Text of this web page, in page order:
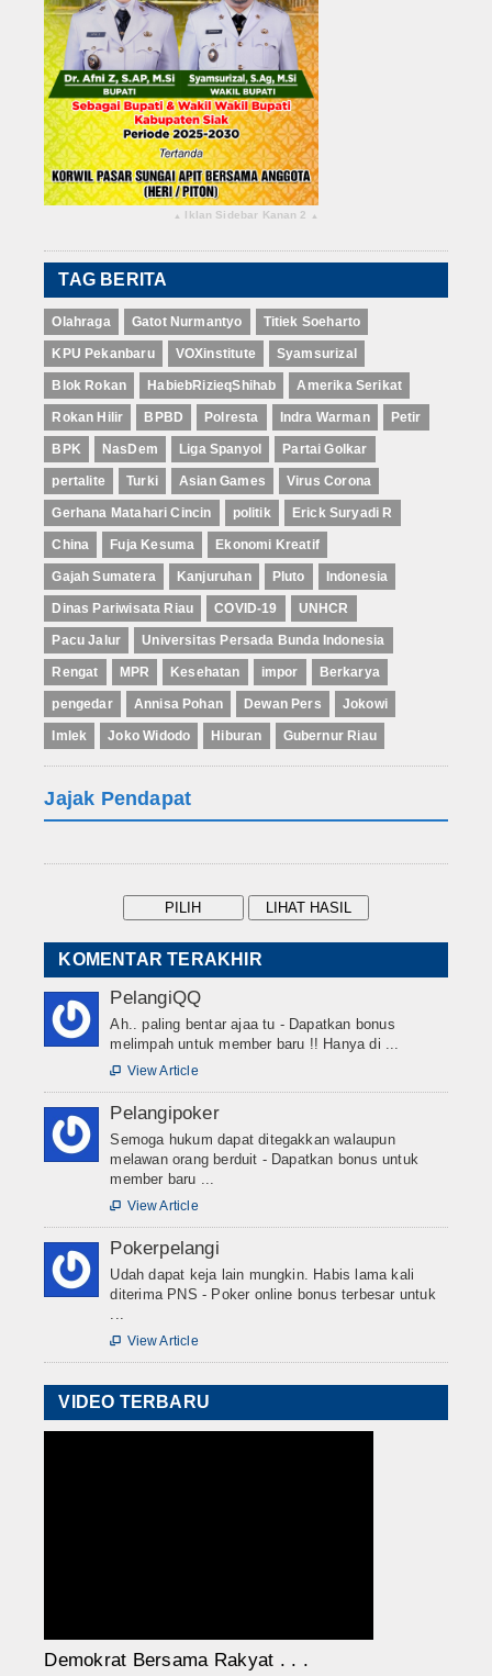
▴ Iklan Sidebar Kanan 2 ▴
TAG BERITA
Olahraga Gatot Nurmantyo Titiek Soeharto
KPU Pekanbaru VOXinstitute Syamsurizal
Blok Rokan HabiebRizieqShihab Amerika Serikat
Rokan Hilir BPBD Polresta Indra Warman Petir
BPK NasDem Liga Spanyol Partai Golkar
pertalite Turki Asian Games Virus Corona
Gerhana Matahari Cincin politik Erick Suryadi R
China Fuja Kesuma Ekonomi Kreatif
Gajah Sumatera Kanjuruhan Pluto Indonesia
Dinas Pariwisata Riau COVID-19 UNHCR
Pacu Jalur Universitas Persada Bunda Indonesia
Rengat MPR Kesehatan impor Berkarya
pengedar Annisa Pohan Dewan Pers Jokowi
Imlek Joko Widodo Hiburan Gubernur Riau
Jajak Pendapat
KOMENTAR TERAKHIR
PelangiQQ
Ah.. paling bentar ajaa tu - Dapatkan bonus
melimpah untuk member baru !! Hanya di ...
 View Article
Pelangipoker
Semoga hukum dapat ditegakkan walaupun
melawan orang berduit - Dapatkan bonus untuk
member baru ...
 View Article
Pokerpelangi
Udah dapat keja lain mungkin. Habis lama kali
diterima PNS - Poker online bonus terbesar untuk
...
 View Article
VIDEO TERBARU
Demokrat Bersama Rakyat . . .